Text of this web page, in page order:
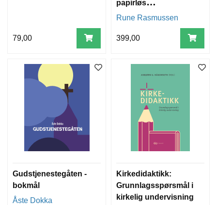
79,00
papirløs
gudstjeneste
Rune Rasmussen
399,00
Gudstjenestegåten -
bokmål
Åste Dokka
Kirkedidaktikk:
Grunnlagsspørsmål i
kirkelig undervisning